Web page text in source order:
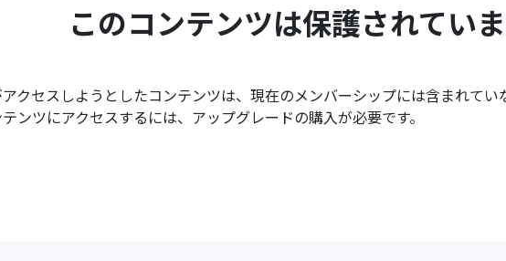
このコンテンツは保護されてい
クセスしようとしたコンテンツは、現在のメンバーシップには含まれてい
ンツにアクセスするには、アップグレードの購入が必要です。